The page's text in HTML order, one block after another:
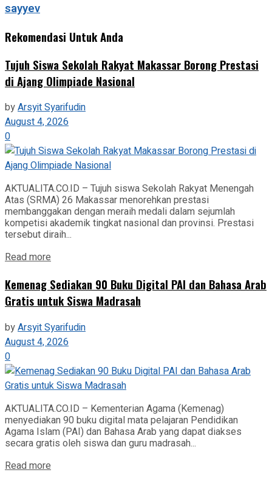
sayyev
Rekomendasi Untuk Anda
Tujuh Siswa Sekolah Rakyat Makassar Borong Prestasi
di Ajang Olimpiade Nasional
byArsyit Syarifudin
August 4, 2026
0
AKTUALITA.CO.ID – Tujuh siswa Sekolah Rakyat Menengah
Atas (SRMA) 26 Makassar menorehkan prestasi
membanggakan dengan meraih medali dalam sejumlah
kompetisi akademik tingkat nasional dan provinsi. Prestasi
tersebut diraih...
Read more
Kemenag Sediakan 90 Buku Digital PAI dan Bahasa Arab
Gratis untuk Siswa Madrasah
byArsyit Syarifudin
August 4, 2026
0
AKTUALITA.CO.ID – Kementerian Agama (Kemenag)
menyediakan 90 buku digital mata pelajaran Pendidikan
Agama Islam (PAI) dan Bahasa Arab yang dapat diakses
secara gratis oleh siswa dan guru madrasah...
Read more